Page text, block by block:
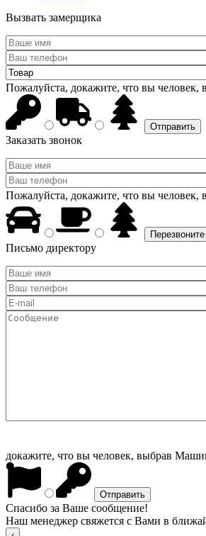
Вызвать замерщика
Пожалуйста, докажите, что вы человек,
Заказать звонок
Пожалуйста, докажите, что вы человек,
Письмо директору
докажите, что вы человек, выбрав
Спасибо за Ваше сообщение!
Наш менеджер свяжется с Вами в